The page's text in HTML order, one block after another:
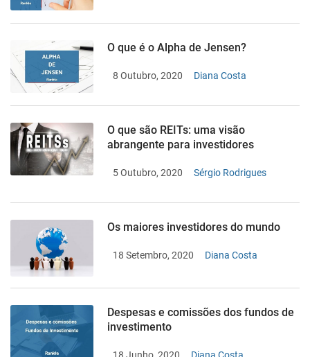
O que é o Alpha de Jensen?
8 Outubro, 2020 Diana Costa
O que são REITs: uma visão
abrangente para investidores
5 Outubro, 2020 Sérgio Rodrigues
Os maiores investidores do mundo
18 Setembro, 2020 Diana Costa
Despesas e comissões dos fundos de
investimento